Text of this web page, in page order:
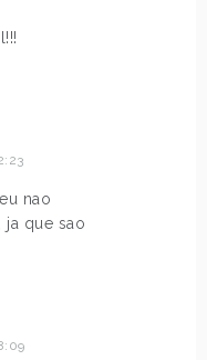
nao
que sao